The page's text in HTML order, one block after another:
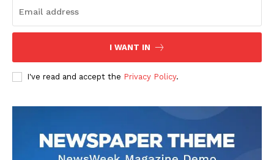
I WANT IN
I've read and accept the Privacy Policy.